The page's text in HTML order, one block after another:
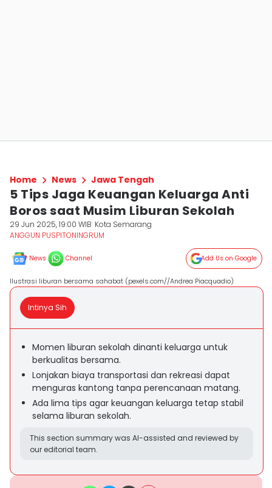
Home News Jawa Tengah
5 Tips Jaga Keuangan Keluarga Anti
Boros saat Musim Liburan Sekolah
29 Jun 2025, 19:00 WIB Kota Semarang
ANGGUN PUSPITONINGRUM
News Channel Add Us on Google
Ilustrasi liburan bersama sahabat (pexels.com//Andrea Piacquadio)
Intinya Sih
Momen liburan sekolah dinanti keluarga untuk
berkualitas bersama.
Lonjakan biaya transportasi dan rekreasi dapat
menguras kantong tanpa perencanaan matang.
Ada lima tips agar keuangan keluarga tetap stabil
selama liburan sekolah.
This section summary was AI-assisted and reviewed by
our editorial team.